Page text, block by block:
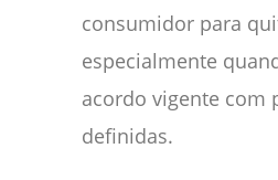
consumidor para
especialmente
acordo vigente com
definidas.